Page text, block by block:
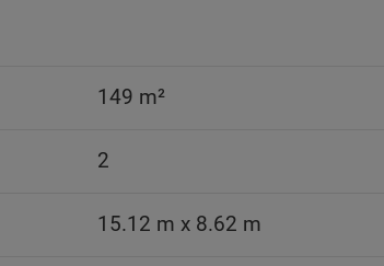
149 m²
2
15.12 m x 8.62 m